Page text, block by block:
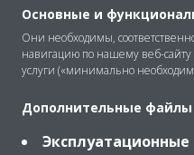
Продукты
Конфиденциальность
Основные и
Они необходимы,
навигацию по нашему веб-
услуги («минимально
Дополнительные файлы